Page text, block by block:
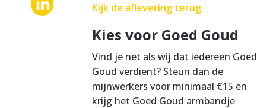
Kijk de aflevering terug.
Kies voor Goed Goud
Vind je net als wij dat iedereen Goed
Goud verdient? Steun dan de
mijnwerkers voor minimaal €15 en
krijg het Goed Goud armbandje